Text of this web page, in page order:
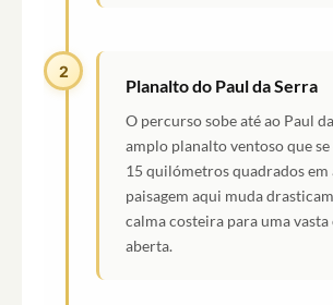
2
Planalto do Paul da Serra
O percurso sobe até ao Paul
amplo planalto ventoso que
15 quilómetros quadrados em
paisagem aqui muda
calma costeira para uma vasta
aberta.